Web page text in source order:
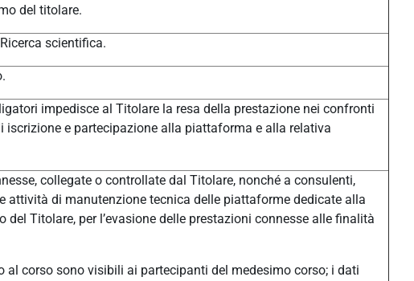
del titolare.
scientifica.
impedisce al Titolare la resa della prestazione nei confronti
iscrizione e partecipazione alla piattaforma e alla relativa
collegate o controllate dal Titolare, nonché a consulenti,
attività di manutenzione tecnica delle piattaforme dedicate alla
Titolare, per l’evasione delle prestazioni connesse alle finalità
al corso sono visibili ai partecipanti del medesimo corso; i dati